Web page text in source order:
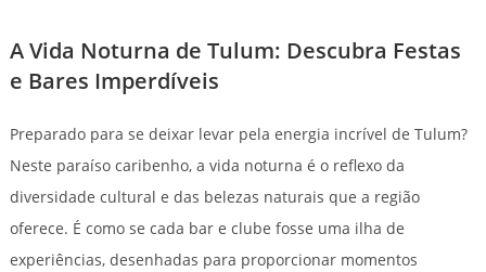
A Vida Noturna de Tulum: Descubra Festas
e Bares Imperdíveis
Preparado para se deixar levar pela energia incrível de Tulum?
Neste paraíso caribenho, a vida noturna é o reflexo da
diversidade cultural e das belezas naturais que a região
oferece. É como se cada bar e clube fosse uma ilha de
experiências, desenhadas para proporcionar momentos